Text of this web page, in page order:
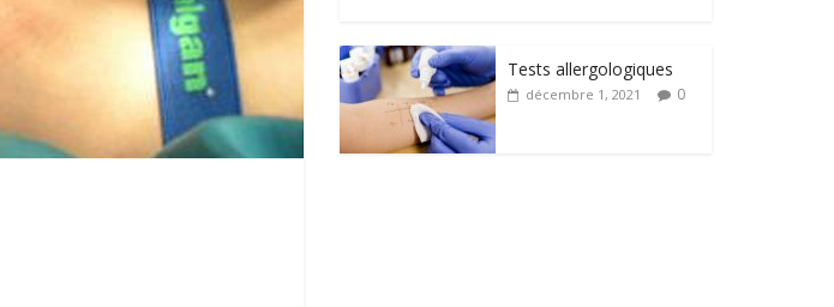
Tests allergologiques
décembre 1, 2021 0